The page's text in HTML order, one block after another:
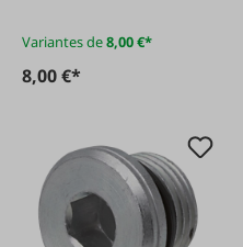
Variantes de8,00 €*
8,00 €*